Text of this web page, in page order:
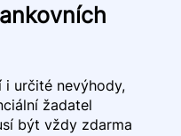
i určité nevýhody,
žadatel
být vždy zdarma